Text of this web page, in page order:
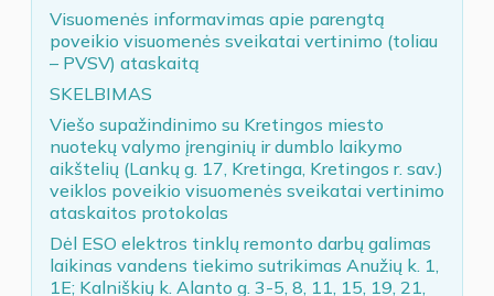
Visuomenės informavimas apie parengtą
poveikio visuomenės sveikatai vertinimo (toliau
– PVSV) ataskaitą
SKELBIMAS
Viešo supažindinimo su Kretingos miesto
nuotekų valymo įrenginių ir dumblo laikymo
aikštelių (Lankų g. 17, Kretinga, Kretingos r. sav.)
veiklos poveikio visuomenės sveikatai vertinimo
ataskaitos protokolas
Dėl ESO elektros tinklų remonto darbų galimas
laikinas vandens tiekimo sutrikimas Anužių k. 1,
1E; Kalniškių k. Alanto g. 3-5, 8, 11, 15, 19, 21,